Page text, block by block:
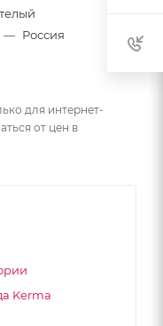
— Россия
для интернет-
от цен в
Kerma